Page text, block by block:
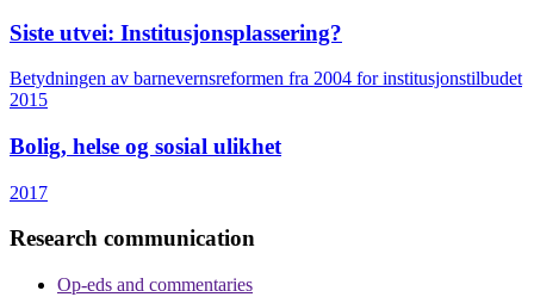
Siste utvei: Institusjonsplassering?
Betydningen av barnevernsreformen fra 2004 for institusjonstilbudet
2015
Bolig, helse og sosial ulikhet
2017
Research communication
Op-eds and commentaries